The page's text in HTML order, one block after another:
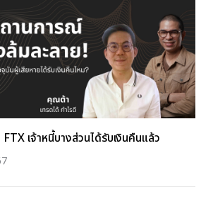
เจ้าหนี้บางส่วนได้รับเงินคืนแล้ว